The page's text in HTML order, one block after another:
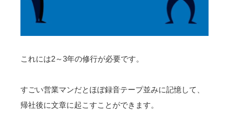
これには2～3年の修行が必要です。
すごい営業マンだとほぼ録音テープ並みに記憶して、
帰社後に文章に起こすことができます。